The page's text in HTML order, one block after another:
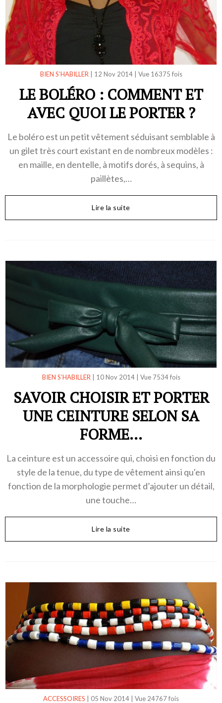
BIEN S’HABILLER 12 Nov 2014| Vue 16375 fois
LE BOLÉRO : COMMENT ET
AVEC QUOI LE PORTER ?
Le boléro est un petit vêtement séduisant semblable à
un gilet très court existant en de nombreux modèles :
en maille, en dentelle, à motifs dorés, à sequins, à
paillètes,…
Lire la suite
BIEN S’HABILLER 10 Nov 2014| Vue 7534 fois
SAVOIR CHOISIR ET PORTER
UNE CEINTURE SELON SA
FORME...
La ceinture est un accessoire qui, choisi en fonction du
style de la tenue, du type de vêtement ainsi qu'en
fonction de la morphologie permet d’ajouter un détail,
une touche…
Lire la suite
ACCESSOIRES 05 Nov 2014 Vue 24767 fois